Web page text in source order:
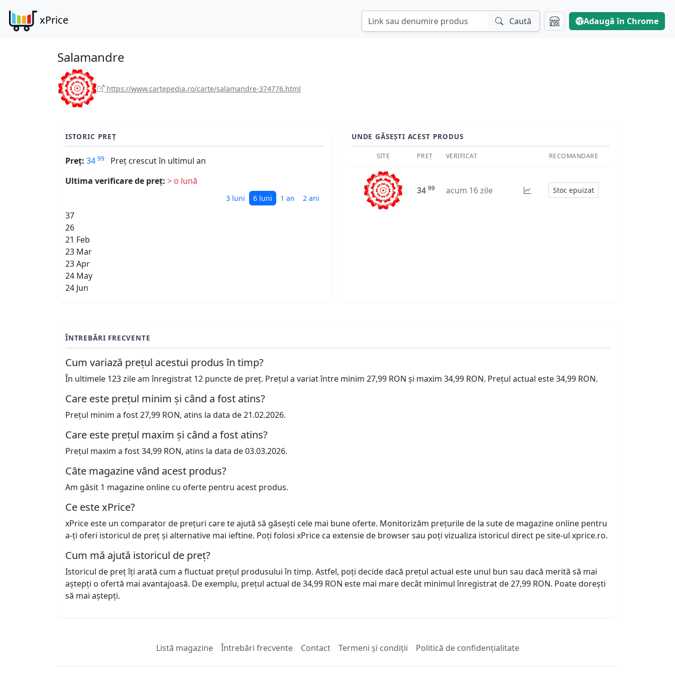
xPrice Caută Adaugă în Chrome
Salamandre
https://www.cartepedia.ro/carte/salamandre-374776.html
ISTORIC PREȚ
Preț: 34 99
Preț crescut în ultimul an
Ultima verificare de preț: > o lună
3 luni 6 luni 1 an 2 ani
37
26
21 Feb
23 Mar
23 Apr
24 May
24 Jun
UNDE GĂSEȘTI ACEST PRODUS
SITE PREȚ VERIFICAT RECOMANDARE
34 99 acum 16 zile Stoc epuizat
ÎNTREBĂRI FRECVENTE
Cum variază prețul acestui produs în timp?
În ultimele 123 zile am înregistrat 12 puncte de preț. Prețul a variat între minim 27,99 RON și maxim 34,99 RON. Prețul actual este 34,99 RON.
Care este prețul minim și când a fost atins?
Prețul minim a fost 27,99 RON, atins la data de 21.02.2026.
Care este prețul maxim și când a fost atins?
Prețul maxim a fost 34,99 RON, atins la data de 03.03.2026.
Câte magazine vând acest produs?
Am găsit 1 magazine online cu oferte pentru acest produs.
Ce este xPrice?
xPrice este un comparator de prețuri care te ajută să găsești cele mai bune oferte. Monitorizăm prețurile de la sute de magazine online pentru
a-ți oferi istoricul de preț și alternative mai ieftine. Poți folosi xPrice ca extensie de browser sau poți vizualiza istoricul direct pe site-ul xprice.ro.
Cum mă ajută istoricul de preț?
Istoricul de preț îți arată cum a fluctuat prețul produsului în timp. Astfel, poți decide dacă prețul actual este unul bun sau dacă merită să mai
aștepți o ofertă mai avantajoasă. De exemplu, prețul actual de 34,99 RON este mai mare decât minimul înregistrat de 27,99 RON. Poate dorești
să mai aștepți.
Listă magazine Întrebări frecvente Contact Termeni și condiții Politică de confidențialitate